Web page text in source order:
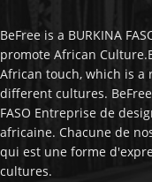
BeFree is a BURKINA
promote African
African touch, which is a
different cultures.
FASO Entreprise de
africaine. Chacune de
qui est une forme
cultures.